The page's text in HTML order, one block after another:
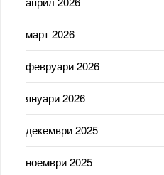
март 2026
февруари 2026
януари 2026
декември 2025
ноември 2025